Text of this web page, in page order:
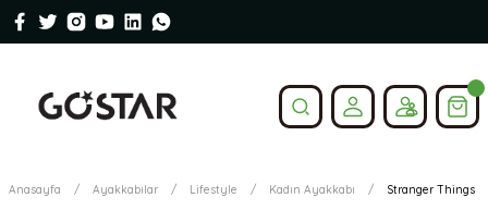
Anasayfa Ayakkabılar Lifestyle Kadın Ayakkabı Stranger Things